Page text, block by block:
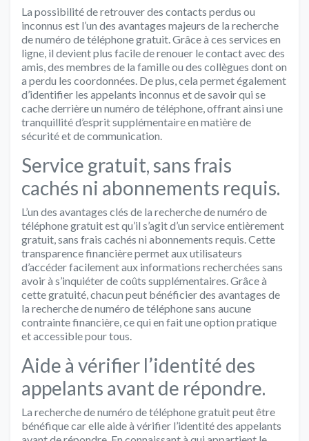
La possibilité de retrouver des contacts perdus ou
inconnus est l’un des avantages majeurs de la recherche
de numéro de téléphone gratuit. Grâce à ces services en
ligne, il devient plus facile de renouer le contact avec des
amis, des membres de la famille ou des collègues dont on
a perdu les coordonnées. De plus, cela permet également
d’identifier les appelants inconnus et de savoir qui se
cache derrière un numéro de téléphone, offrant ainsi une
tranquillité d’esprit supplémentaire en matière de
sécurité et de communication.
Service gratuit, sans frais
cachés ni abonnements requis.
L’un des avantages clés de la recherche de numéro de
téléphone gratuit est qu’il s’agit d’un service entièrement
gratuit, sans frais cachés ni abonnements requis. Cette
transparence financière permet aux utilisateurs
d’accéder facilement aux informations recherchées sans
avoir à s’inquiéter de coûts supplémentaires. Grâce à
cette gratuité, chacun peut bénéficier des avantages de
la recherche de numéro de téléphone sans aucune
contrainte financière, ce qui en fait une option pratique
et accessible pour tous.
Aide à vérifier l’identité des
appelants avant de répondre.
La recherche de numéro de téléphone gratuit peut être
bénéfique car elle aide à vérifier l’identité des appelants